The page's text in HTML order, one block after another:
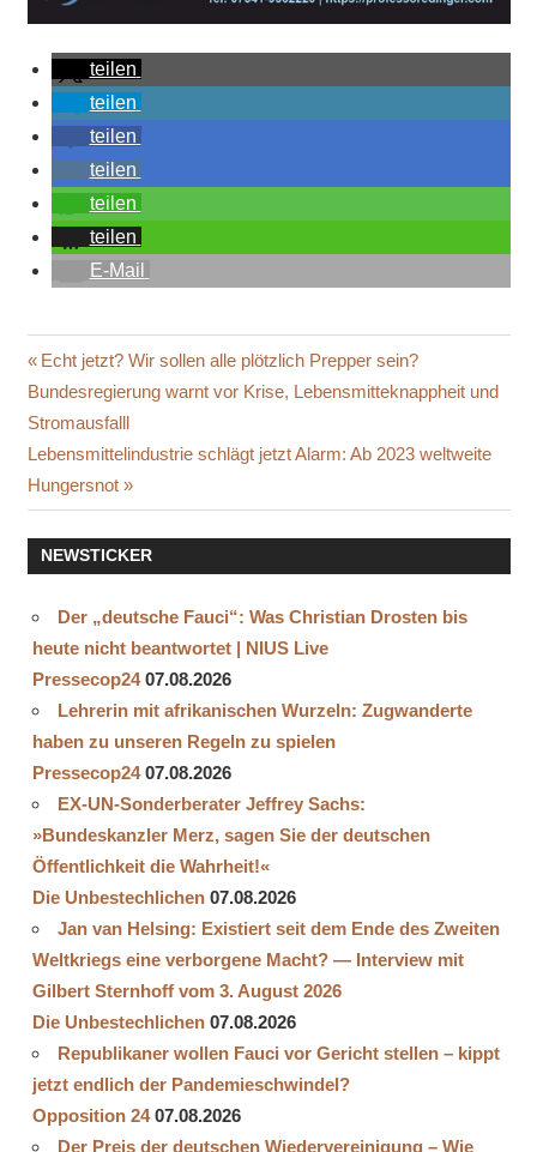
teilen
teilen
teilen
teilen
teilen
teilen
E-Mail
ENTSCHÄDIGUNG
FAKTENCHECKER
UNITED
KINGDOM
VEREINIGTES
KÖNIGREICH
Beitragsnavigation
Vorheriger
Beitrag:
Echt jetzt? Wir sollen alle plötzlich Prepper sein?
Bundesregierung warnt vor Krise, Lebensmitteknappheit und
Stromausfalll
Nächster
Beitrag:
Lebensmittelindustrie schlägt jetzt Alarm: Ab 2023 weltweite
Hungersnot
NEWSTICKER
Der „deutsche Fauci“: Was Christian Drosten bis
heute nicht beantwortet | NIUS Live
Pressecop24 07.08.2026
Lehrerin mit afrikanischen Wurzeln: Zugwanderte
haben zu unseren Regeln zu spielen
Pressecop24 07.08.2026
EX-UN-Sonderberater Jeffrey Sachs:
»Bundeskanzler Merz, sagen Sie der deutschen
Öffentlichkeit die Wahrheit!«
Die Unbestechlichen 07.08.2026
Jan van Helsing: Existiert seit dem Ende des Zweiten
Weltkriegs eine verborgene Macht? — Interview mit
Gilbert Sternhoff vom 3. August 2026
Die Unbestechlichen 07.08.2026
Republikaner wollen Fauci vor Gericht stellen – kippt
jetzt endlich der Pandemieschwindel?
Opposition 24 07.08.2026
Der Preis der deutschen Wiedervereinigung – Wie